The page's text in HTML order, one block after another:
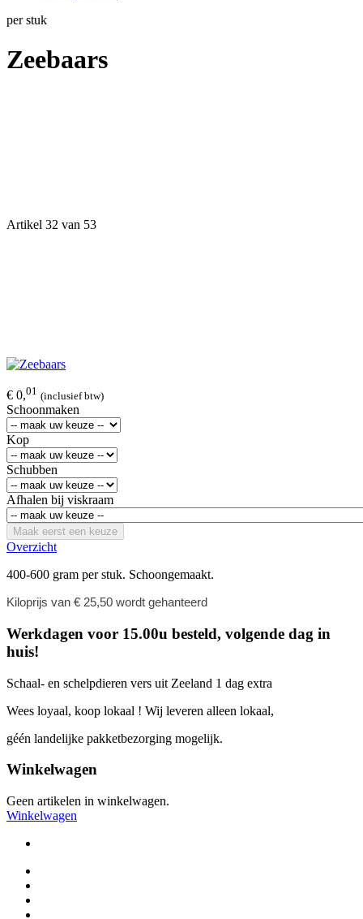
per stuk
Zeebaars
Artikel 32 van 53
€ 0,01 (inclusief btw)
Schoonmaken
Kop
Schubben
Afhalen bij viskraam
Maak eerst een keuze
Overzicht
400-600 gram per stuk. Schoongemaakt.
Kiloprijs van € 25,50 wordt gehanteerd
Werkdagen voor 15.00u besteld, volgende dag in
huis!
Schaal- en schelpdieren vers uit Zeeland 1 dag extra
Wees loyaal, koop lokaal ! Wij leveren alleen lokaal,
géén landelijke pakketbezorging mogelijk.
Winkelwagen
Geen artikelen in winkelwagen.
Winkelwagen